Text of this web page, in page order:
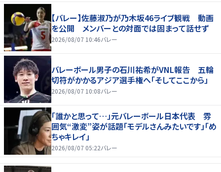
【バレー】佐藤淑乃が乃木坂46ライブ観戦 動画
を公開 メンバーとの対面では固まって話せず
2026/08/07 10:46バレー
バレーボール男子の石川祐希がVNL報告 五輪
切符がかかるアジア選手権へ「そしてここから」
2026/08/07 10:08バレー
「誰かと思って…」元バレーボール日本代表 雰
囲気“激変”姿が話題「モデルさんみたいです」「め
ちゃキレイ」
2026/08/07 05:22バレー